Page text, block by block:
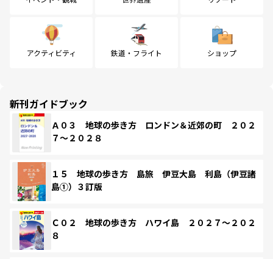
アクティビティ 鉄道・フライト ショップ
新刊ガイドブック
Ａ０３ 地球の歩き方 ロンドン＆近郊の町 ２０２
７～２０２８
１５ 地球の歩き方 島旅 伊豆大島 利島（伊豆諸
島①）３訂版
Ｃ０２ 地球の歩き方 ハワイ島 ２０２７～２０２
８